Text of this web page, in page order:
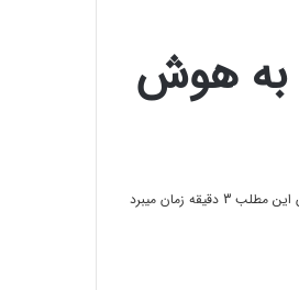
به هوش
3 دقیقه زمان میبرد